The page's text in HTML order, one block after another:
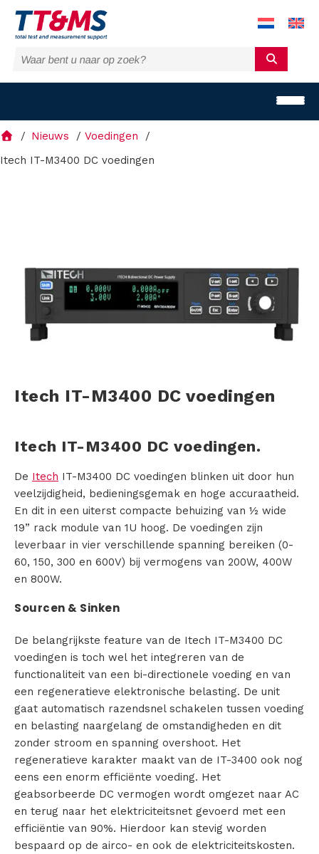
o
d
u
n
V
Nieuws
Voedingen
Itech IT-M3400 DC voedingen
Itech IT-M3400 DC voedingen
Itech IT-M3400 DC voedingen.
De Itech IT-M3400 DC voedingen blinken uit door hun
veelzijdigheid, bedieningsgemak en hoge accuraatheid.
En dit in een uiterst compacte behuizing van ½ wide
19” rack module van 1U hoog. De voedingen zijn
leverbaar in vier verschillende spanning bereiken (0-
60, 150, 300 en 600V) bij vermogens van 200W, 400W
en 800W.
Sourcen & Sinken
De belangrijkste feature van de Itech IT-M3400 DC
voedingen is toch wel het integreren van de
functionaliteit van een bi-directionele voeding en van
een regeneratieve elektronische belasting. De unit
gaat automatisch razendsnel schakelen tussen voeding
en belasting naargelang de omstandigheden en dit
zonder stroom en spanning overshoot. Het
regeneratieve karakter maakt van de IT-3400 ook nog
eens een enorm efficiënte voeding. Het
geabsorbeerde DC vermogen wordt omgezet naar AC
en terug naar het elektriciteitsnet gevoerd met een
efficiëntie van 90%. Hierdoor kan stevig worden
bespaard op de airco- en ook de elektriciteitskosten.